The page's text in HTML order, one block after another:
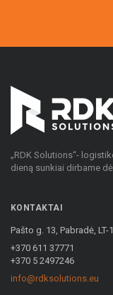
„RDK Solutions“-
dieną sunkiai dirbame
KONTAKTAI
Pašto g. 13, Pabradė, LT-
+370 611 37771
+370 5 2497246
info@rdksolutions.eu